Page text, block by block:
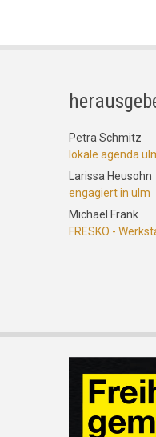
Petra Schmitz
lokale agenda
Larissa Heusohn
engagiert in ulm
Michael Frank
FRESKO -